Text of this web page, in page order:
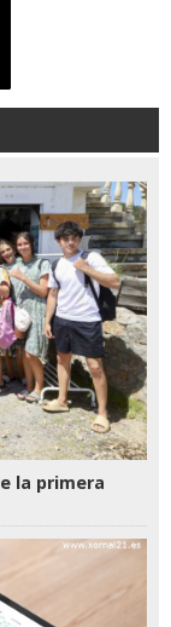
la primera